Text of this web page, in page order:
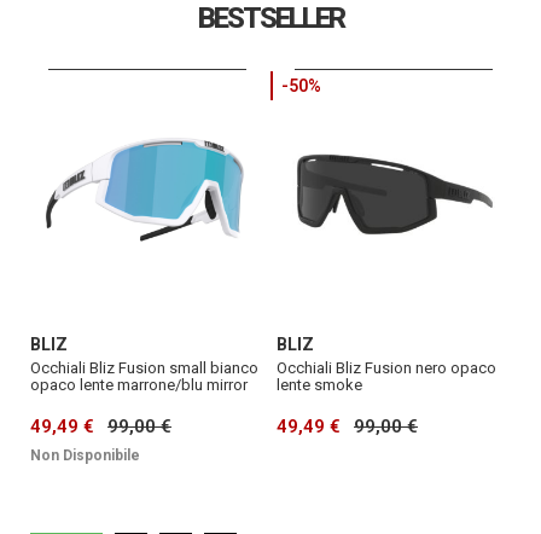
BESTSELLER
BLIZ
Occhiali Bliz Fusion nero opaco
lente smoke
49,49 € 99,00 €
OUTLET
BLIZ
Occhiali Bliz Fusion nero opaco
lenti nano optics nordic light